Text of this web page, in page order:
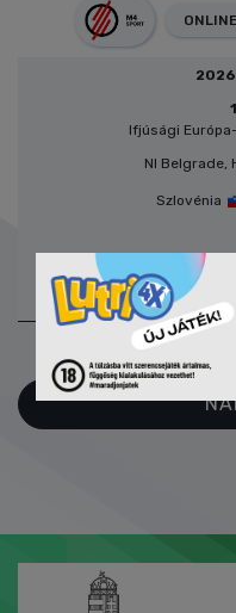
Szlovénia
ONLINE